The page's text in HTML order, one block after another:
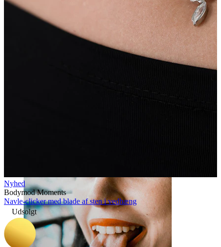
Nyhed
Bodymod Moments
Navle-clicker med blade af sten i vedhæng
Udsolgt